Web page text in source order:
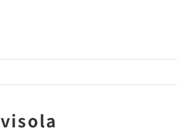
visola